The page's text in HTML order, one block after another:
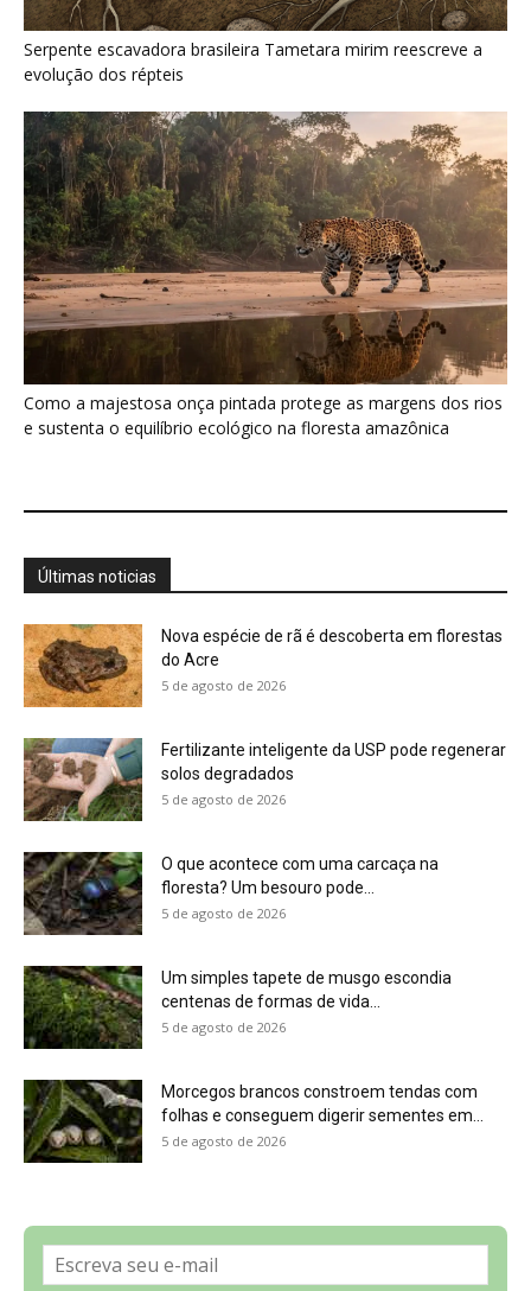
Como a majestosa onça pintada protege as margens dos rios
e sustenta o equilíbrio ecológico na floresta amazônica
Últimas noticias
Nova espécie de rã é descoberta em florestas
do Acre
5 de agosto de 2026
Fertilizante inteligente da USP pode regenerar
solos degradados
5 de agosto de 2026
Um simples tapete de musgo escondia
5 de agosto de 2026
5 de agosto de 2026
Política de Privacidade, LGPD e RGPD
Últimas Notícias
🌎 Español